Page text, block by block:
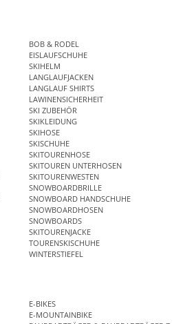
BOB & RODEL
EISLAUFSCHUHE
SKIHELM
LANGLAUFJACKEN
LANGLAUF SHIRTS
LAWINENSICHERHEIT
SKI ZUBEHÖR
SKIKLEIDUNG
SKIHOSE
SKISCHUHE
SKITOURENHOSE
SKITOUREN UNTERHOSEN
SKITOURENWESTEN
SNOWBOARDBRILLE
SNOWBOARD HANDSCHUHE
SNOWBOARDHOSEN
SNOWBOARDS
SKITOURENJACKE
TOURENSKISCHUHE
WINTERSTIEFEL
E-BIKES
E-MOUNTAINBIKE